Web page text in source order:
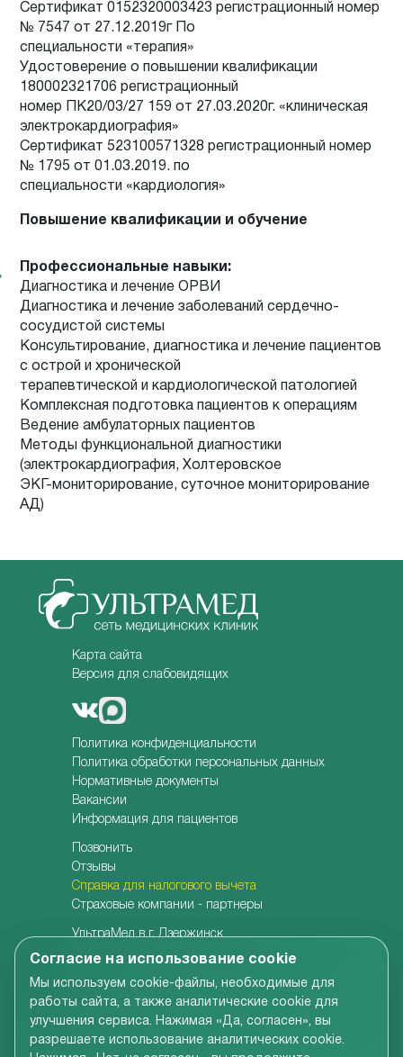
Согласие на использование cookie
Мы используем cookie-файлы, необходимые для
работы сайта, а также аналитические cookie для
улучшения сервиса. Нажимая «Да, согласен», вы
разрешаете использование аналитических cookie.
Сертификат 0152320003423 регистрационный номер
№ 7547 от 27.12.2019г По
специальности «терапия»
Удостоверение о повышении квалификации
180002321706 регистрационный
номер ПК20/03/27 159 от 27.03.2020г. «клиническая
электрокардиография»
Сертификат 523100571328 регистрационный номер
№ 1795 от 01.03.2019. по
специальности «кардиология»
Повышение квалификации и обучение
Профессиональные навыки:
Диагностика и лечение ОРВИ
Диагностика и лечение заболеваний сердечно-
сосудистой системы
Консультирование, диагностика и лечение пациентов
с острой и хронической
терапевтической и кардиологической патологией
Комплексная подготовка пациентов к операциям
Ведение амбулаторных пациентов
Методы функциональной диагностики
(электрокардиография, Холтеровское
ЭКГ-мониторирование, суточное мониторирование
АД)
Карта сайта
Версия для слабовидящих
Политика конфиденциальности
Политика обработки персональных данных
Нормативные документы
Вакансии
Информация для пациентов
Позвонить
Отзывы
Справка для налогового вычета
Страховые компании - партнеры
УльтраМед в г. Дзержинск
УльтраМед в г. Кстово
Центр медицины плода
Центр врачебной косметологии
Семейная стоматология
Детская адаптивная стоматология